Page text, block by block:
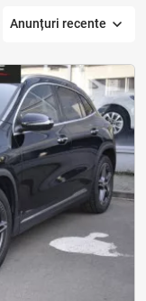
Anunțuri recente